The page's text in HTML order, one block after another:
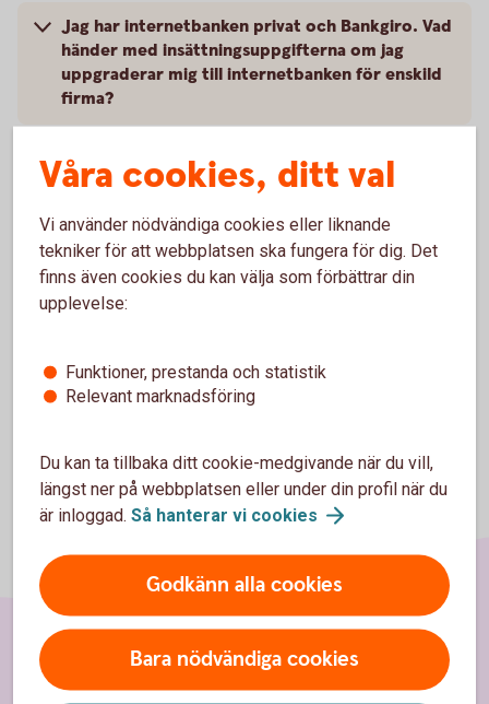
Jag har internetbanken privat och Bankgiro. Vad
händer med insättningsuppgifterna om jag
uppgraderar mig till internetbanken för enskild
firma?
Visas historik för uppdrag, t.ex. betalningar som
är gjorda, i privatdelen eller företagsdelen av
Finns det någon beloppsgräns för överföringar
och betalningar via
internetbanken/mobilbanken?
Våra cookies, ditt val
Vi använder nödvändiga cookies eller liknande
tekniker för att webbplatsen ska fungera för dig. Det
finns även cookies du kan välja som förbättrar din
upplevelse:
Funktioner, prestanda och statistik
Relevant marknadsföring
Du kan ta tillbaka ditt cookie-medgivande när du vill,
längst ner på webbplatsen eller under din profil när du
är inloggad. Så hanterar vi cookies
Godkänn alla cookies
Bara nödvändiga cookies
Sidfot
Hitta snabbt